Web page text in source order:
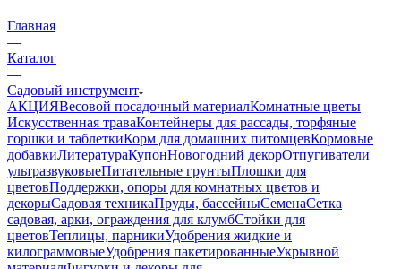
Главная
—
Каталог
—
Садовый инструмент
АКЦИЯВесовой посадочный материалКомнатные цветы
Искусственная траваКонтейнеры для рассады, торфяные
горшки и таблеткиКорм для домашних питомцевКормовые
добавкиЛитератураКупонНовогодний декорОтпугиватели
ультразвуковыеПитательные грунтыПлошки для
цветовПоддержки, опоры для комнатных цветов и
декорыСадовая техникаПруды, бассейныСеменаСетка
садовая, арки, ограждения для клумбСтойки для
цветовТеплицы, парникиУдобрения жидкие и
килограммовыеУдобрения пакетированныеУкрывной